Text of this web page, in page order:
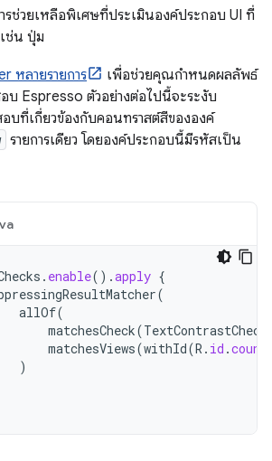
รช่วยเหลือพิเศษที่ประเมินองค์ประกอบ UI ที่
ช่น ปุ่ม
หลายรายการ
เพื่อช่วยคุณกำหนดผลลัพธ์
บ Espresso ตัวอย่างต่อไปนี้จะระงับ
บที่เกี่ยวข้องกับคอนทราสต์สีขององค์
รายการเดียว โดยองค์ประกอบนี้มีรหัสเป็น
. enable().apply {
(
allOf(
matchesCheck(TextContrastCheck
matchesViews(withId(R . id .
)